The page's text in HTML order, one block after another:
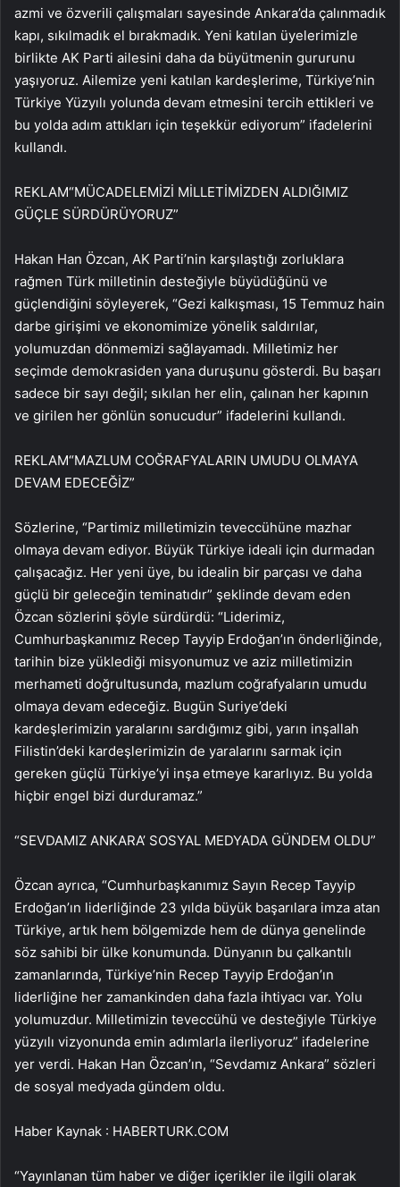
azmi ve özverili çalışmaları sayesinde Ankara’da çalınmadık
kapı, sıkılmadık el bırakmadık. Yeni katılan üyelerimizle
birlikte AK Parti ailesini daha da büyütmenin gururunu
yaşıyoruz. Ailemize yeni katılan kardeşlerime, Türkiye’nin
Türkiye Yüzyılı yolunda devam etmesini tercih ettikleri ve
bu yolda adım attıkları için teşekkür ediyorum” ifadelerini
kullandı.
REKLAM“MÜCADELEMİZİ MİLLETİMİZDEN ALDIĞIMIZ
GÜÇLE SÜRDÜRÜYORUZ”
Hakan Han Özcan, AK Parti’nin karşılaştığı zorluklara
rağmen Türk milletinin desteğiyle büyüdüğünü ve
güçlendiğini söyleyerek, “Gezi kalkışması, 15 Temmuz hain
darbe girişimi ve ekonomimize yönelik saldırılar,
yolumuzdan dönmemizi sağlayamadı. Milletimiz her
seçimde demokrasiden yana duruşunu gösterdi. Bu başarı
sadece bir sayı değil; sıkılan her elin, çalınan her kapının
ve girilen her gönlün sonucudur” ifadelerini kullandı.
REKLAM“MAZLUM COĞRAFYALARIN UMUDU OLMAYA
DEVAM EDECEĞİZ”
Sözlerine, “Partimiz milletimizin teveccühüne mazhar
olmaya devam ediyor. Büyük Türkiye ideali için durmadan
çalışacağız. Her yeni üye, bu idealin bir parçası ve daha
güçlü bir geleceğin teminatıdır” şeklinde devam eden
Özcan sözlerini şöyle sürdürdü: “Liderimiz,
Cumhurbaşkanımız Recep Tayyip Erdoğan’ın önderliğinde,
tarihin bize yüklediği misyonumuz ve aziz milletimizin
merhameti doğrultusunda, mazlum coğrafyaların umudu
olmaya devam edeceğiz. Bugün Suriye’deki
kardeşlerimizin yaralarını sardığımız gibi, yarın inşallah
Filistin’deki kardeşlerimizin de yaralarını sarmak için
gereken güçlü Türkiye’yi inşa etmeye kararlıyız. Bu yolda
hiçbir engel bizi durduramaz.”
“SEVDAMIZ ANKARA’ SOSYAL MEDYADA GÜNDEM OLDU”
Özcan ayrıca, “Cumhurbaşkanımız Sayın Recep Tayyip
Erdoğan’ın liderliğinde 23 yılda büyük başarılara imza atan
Türkiye, artık hem bölgemizde hem de dünya genelinde
söz sahibi bir ülke konumunda. Dünyanın bu çalkantılı
zamanlarında, Türkiye’nin Recep Tayyip Erdoğan’ın
liderliğine her zamankinden daha fazla ihtiyacı var. Yolu
yolumuzdur. Milletimizin teveccühü ve desteğiyle Türkiye
yüzyılı vizyonunda emin adımlarla ilerliyoruz” ifadelerine
yer verdi. Hakan Han Özcan’ın, “Sevdamız Ankara” sözleri
de sosyal medyada gündem oldu.
Haber Kaynak : HABERTURK.COM
“Yayınlanan tüm haber ve diğer içerikler ile ilgili olarak